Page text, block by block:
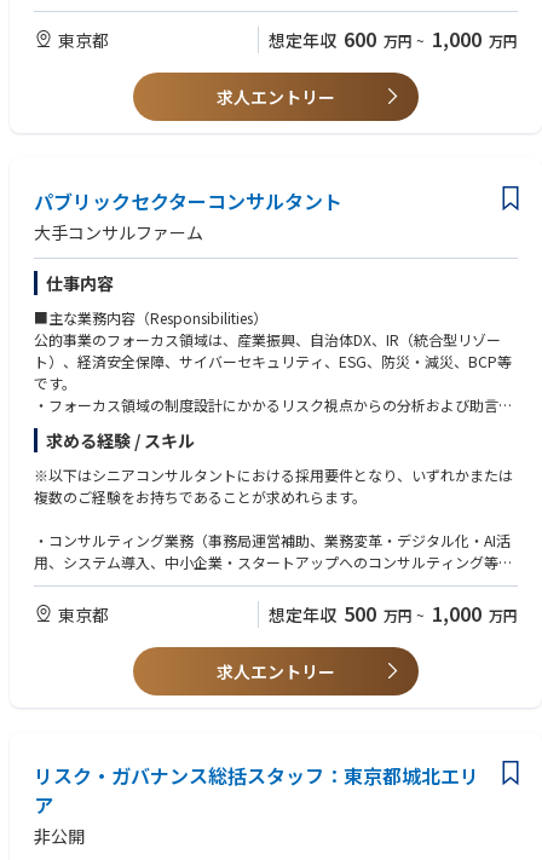
く経験を積むことができます。
■事業部門に最も近い距離で挑む「攻めの内部監査」
一般的な内部監査のイメージとは異なり、当社の内部監査部門は事業部門
と非常に近い距離で業務を行っています。親会社主導でグループ全体の監
査・ガバナンスを牽引するダイナミズムを実感できます。
し、他部署へチャレンジできる柔軟なカルチャーも魅力です。
【歓迎要件】
■業務プロセスの可視化、内部統制の仕組み作り、規程類の作成・改訂経
験等の内部統制構築・運用経験がある方
■経理・財務の実務経験（販売管理、決算業務、原価計算、税務など目安
3年以上）をお持ちの方
【志向性】
■変化の速い環境に対応できる柔軟性があり、当事者意識や責任感を持っ
■単なるチェック機能に留まらず、事業貢献・経営貢献の意識を持って取
り組める方
■「一歩踏み込んだ事業の当事者」として、スピード感のある環境で自ら
進んで行動できるマインドをお持ちの方
■当社及び当社グループのサービス、プロダクト、ビジネスモデルに高い
関心がある方
■管理部門にいながら事業部と一緒に会社を創っていくことにやりがいを
感じる方
東京都 想定年収 600 万円 ~ 1,000 万円
求人エントリー
パブリックセクターコンサルタント
大手コンサルファーム
仕事内容
■主な業務内容（Responsibilities）
公的事業のフォーカス領域は、産業振興、自治体DX、IR（統合型リゾー
ト）、経済安全保障、サイバーセキュリティ、ESG、防災・減災、BCP等
です。
・フォーカス領域の制度設計にかかるリスク視点からの分析および助言
・政府・自治体のBPR・DXの支援
・各種制度設計のリスク調査・分析
・中小企業のDX、GX、海外展開の支援
・スタートアップの大企業連携の支援
・中小企業支援機関のケイパビリティ向上にかかる支援
・上記を実現する上で必要となる、生成AIなどの先端技術の活用、官民連
求める経験 / スキル
※以下はシニアコンサルタントにおける採用要件となり、いずれかまたは
複数のご経験をお持ちであることが求めれらます。
・コンサルティング業務（事務局運営補助、業務変革・デジタル化・AI活
用、システム導入、中小企業・スタートアップへのコンサルティング等）
のご経験・上記に記載した業務内容について、
・政府・自治体、公的機関、事業会社・金融機関での経験
・コミュニケーション、PPT作成・Excel分析等、論理的思考力に関する基
礎的なスキル・素養
［あると望ましい要件］
・公的事業のプロジェクトマネジメント（PMO）に関連するご経験
・リスクマネジメントに関連するご経験
・業務改善・BPR/BPOに関連するご経験
東京都 想定年収 500 万円 ~ 1,000 万円
求人エントリー
リスク・ガバナンス総括スタッフ：東京都城北エリ
ア
非公開